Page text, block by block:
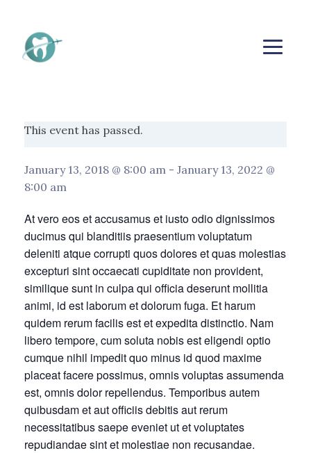
This event has passed.
January 13, 2018 @ 8:00 am - January 13, 2022 @
8:00 am
At vero eos et accusamus et iusto odio dignissimos
ducimus qui blanditiis praesentium voluptatum
deleniti atque corrupti quos dolores et quas molestias
excepturi sint occaecati cupiditate non provident,
similique sunt in culpa qui officia deserunt mollitia
animi, id est laborum et dolorum fuga. Et harum
quidem rerum facilis est et expedita distinctio. Nam
libero tempore, cum soluta nobis est eligendi optio
cumque nihil impedit quo minus id quod maxime
placeat facere possimus, omnis voluptas assumenda
est, omnis dolor repellendus. Temporibus autem
quibusdam et aut officiis debitis aut rerum
necessitatibus saepe eveniet ut et voluptates
repudiandae sint et molestiae non recusandae.